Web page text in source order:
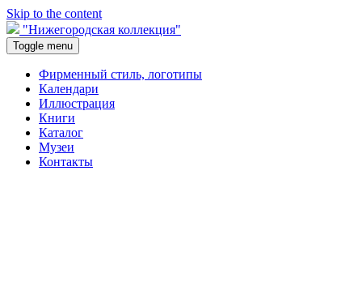
Skip to the content
"Нижегородская коллекция"
Toggle menu
Фирменный стиль, логотипы
Календари
Иллюстрация
Книги
Каталог
Музеи
Контакты